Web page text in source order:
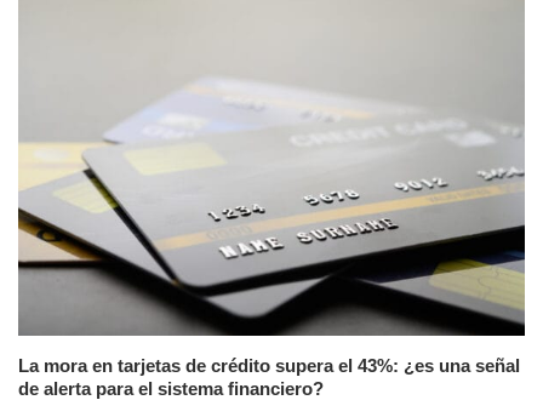
La mora en tarjetas de crédito supera el 43%: ¿es una señal
de alerta para el sistema financiero?